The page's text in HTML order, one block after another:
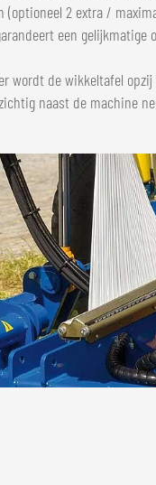
(optioneel 2 extra /
een gelijkmatige
wordt de wikkeltafel opzij
naast de machine